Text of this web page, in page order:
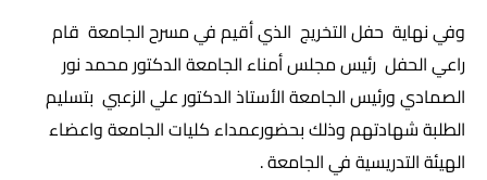
وفي نهاية حفل التخريج الذي أقيم في مسرح الجامعة قام
راعي الحفل رئيس مجلس أمناء الجامعة الدكتور محمد نور
الصمادي ورئيس الجامعة الأستاذ الدكتور علي الزعبي بتسليم
الطلبة شهادتهم وذلك بحضورعمداء كليات الجامعة واعضاء
الهيئة التدريسية في الجامعة .